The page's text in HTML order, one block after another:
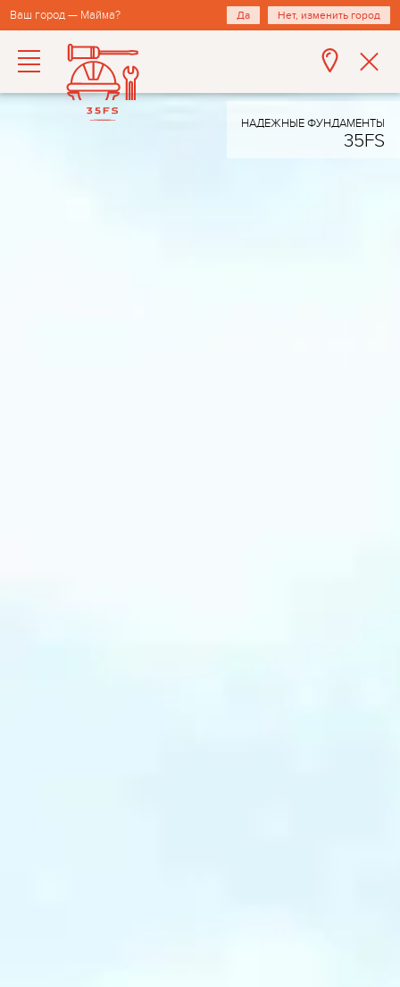
Ваш город — Майма? Да Нет, изменить город
НАДЕЖНЫЕ ФУНДАМЕНТЫ
35FS